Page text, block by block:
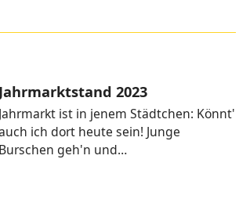
Jahrmarktstand 2023
Jahrmarkt ist in jenem Städtchen: Könnt'
ich dort heute sein! Junge
Burschen geh'n und…